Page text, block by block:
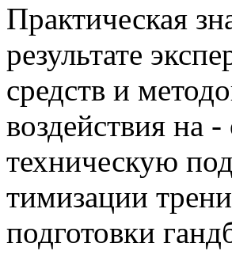
Практическая
результате
средств и
воздействия на
техническую
тимизации
подготовки